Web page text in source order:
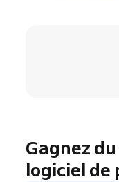
Gagnez
logiciel de